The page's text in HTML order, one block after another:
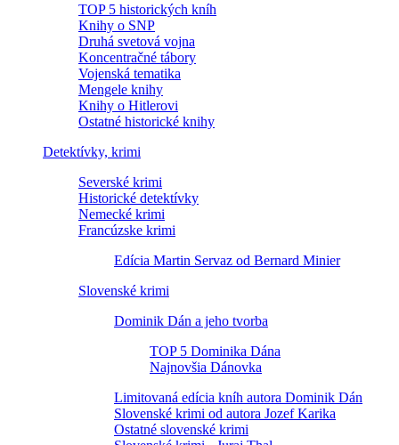
TOP 5 historických kníh
Knihy o SNP
Druhá svetová vojna
Koncentračné tábory
Vojenská tematika
Mengele knihy
Knihy o Hitlerovi
Ostatné historické knihy
Detektívky, krimi
Severské krimi
Historické detektívky
Nemecké krimi
Francúzske krimi
Edícia Martin Servaz od Bernard Minier
Slovenské krimi
Dominik Dán a jeho tvorba
TOP 5 Dominika Dána
Najnovšia Dánovka
Limitovaná edícia kníh autora Dominik Dán
Slovenské krimi od autora Jozef Karika
Ostatné slovenské krimi